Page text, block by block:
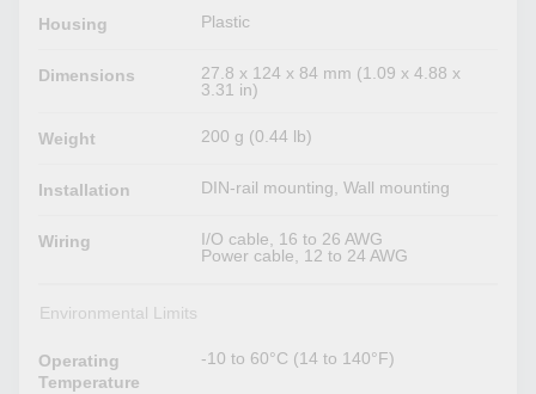
Housing Plastic
Dimensions
27.8 x 124 x 84 mm (1.09 x 4.88 x
3.31 in)
Weight 200 g (0.44 lb)
Installation DIN-rail mounting, Wall mounting
Wiring
I/O cable, 16 to 26 AWG
Power cable, 12 to 24 AWG
Environmental Limits
Operating
Temperature
-10 to 60°C (14 to 140°F)